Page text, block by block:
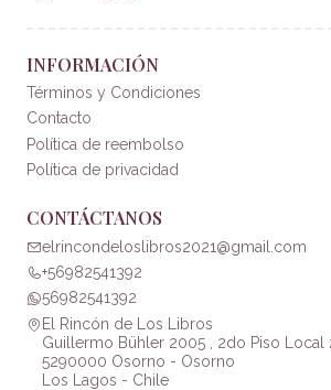
INFORMACIÓN
Términos y Condiciones
Contacto
Política de reembolso
Política de privacidad
CONTÁCTANOS
elrincondeloslibros2021@gmail.com
+56982541392
56982541392
El Rincón de Los Libros
Guillermo Bühler 2005 , 2do Piso Local
5290000 Osorno - Osorno
Los Lagos - Chile